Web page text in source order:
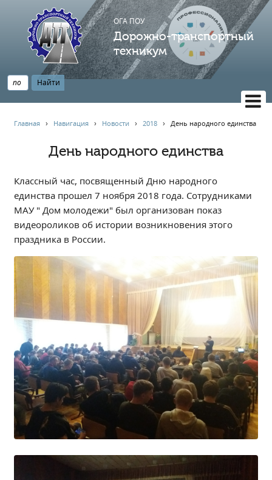
ОГА ПОУ
Дорожно-транспортный
техникум
Главная
Профессионалитет
АБИТУРИЕНТУ
Опрос по качеству образования
Новости
Наблюдательный совет
Информация
Независимая оценка качества
Профориентация
Обращения онлайн
Региональный центр по профилактике ДДТТ
Учебно-производственный комплекс
Центр карьеры
Противодействие коррупции
Всероссийское чемпионатное движение
Региональная инновационная площадка
СВЕДЕНИЯ ОБ ОБРАЗОВАТЕЛЬНОЙ ОРГАНИЗАЦИИ
Главная › Навигация › Новости ›2018 ›День народного единства
День народного единства
Классный час, посвященный Дню народного
единства прошел 7 ноября 2018 года. Сотрудниками
МАУ " Дом молодежи" был организован показ
видеороликов об истории возникновения этого
праздника в России.